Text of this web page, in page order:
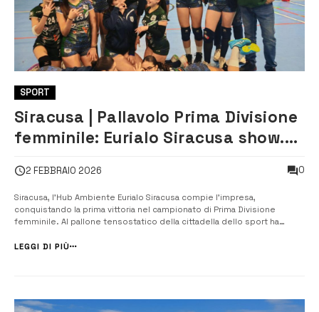
SPORT
Siracusa | Pallavolo Prima Divisione
femminile: Eurialo Siracusa show.
2 FEBBRAIO 2026 0
Siracusa, l’Hub Ambiente Eurialo Siracusa compie l’impresa,
conquistando la prima vittoria nel campionato di Prima Divisione
femminile. Al pallone tensostatico della cittadella dello sport ha
settima e ultima giornata di andata la prima affermazione in
LEGGI DI PIÙ